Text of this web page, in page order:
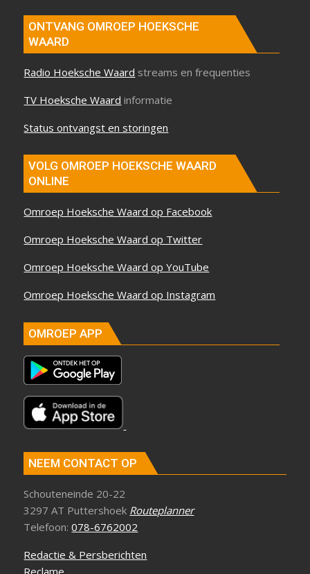
ONTVANG OMROEP HOEKSCHE
WAARD
Radio Hoeksche Waard streams en frequenties
TV Hoeksche Waard informatie
Status ontvangst en storingen
VOLG OMROEP HOEKSCHE WAARD
ONLINE
Omroep Hoeksche Waard op Facebook
Omroep Hoeksche Waard op Twitter
Omroep Hoeksche Waard op YouTube
Omroep Hoeksche Waard op Instagram
OMROEP APP
NEEM CONTACT OP
Schouteneinde 20-22
3297 AT Puttershoek Routeplanner
Telefoon:078-6762002
Redactie & Persberichten